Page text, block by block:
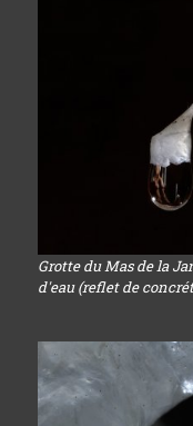
Grotte du Mas de la
d'eau (reflet de